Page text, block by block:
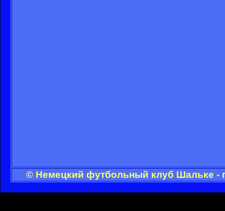
© Немецкий футбольный клуб Шальке -